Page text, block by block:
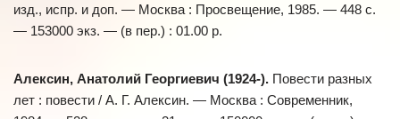
изд., испр. и доп. — Москва : Просвещение, 1985. — 448 с.
— 153000 экз. — (в пер.) : 01.00 р.
Алексин, Анатолий Георгиевич (1924-). Повести разных
лет : повести / А. Г. Алексин. — Москва : Современник,